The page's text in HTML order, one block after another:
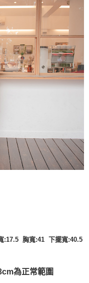
胸寬:41 下擺寬:40.5
為正常範圍